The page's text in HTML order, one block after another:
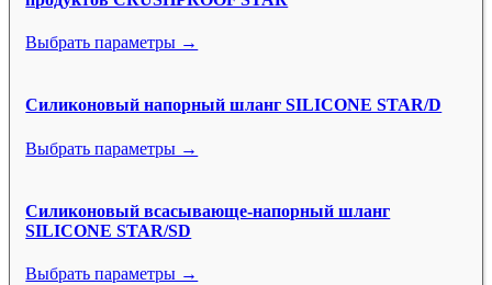
Выбрать параметры →
Силиконовый напорный шланг SILICONE STAR/D
Выбрать параметры →
Силиконовый всасывающе-напорный шланг
SILICONE STAR/SD
Выбрать параметры →